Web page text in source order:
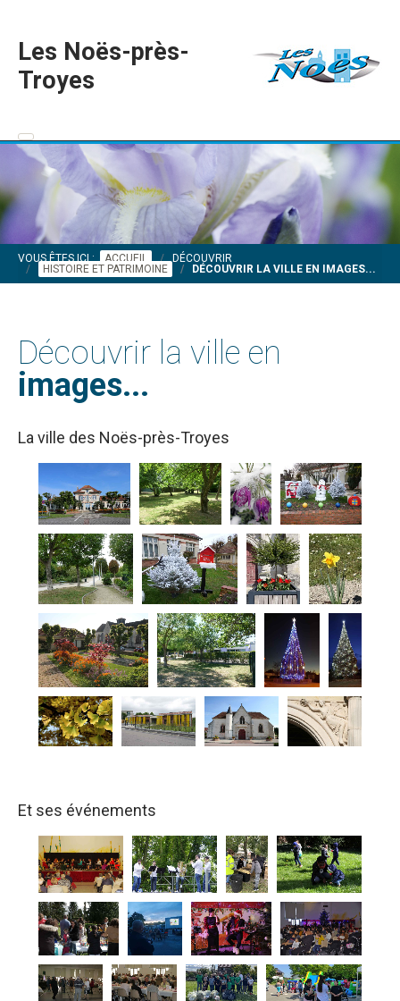
Les Noës-près-
Troyes
VOUS ÊTES ICI : ACCUEIL
DÉCOUVRIR
HISTOIRE ET PATRIMOINE
DÉCOUVRIR LA VILLE EN IMAGES...
Découvrir la ville en
images...
La ville des Noës-près-Troyes
Et ses événements